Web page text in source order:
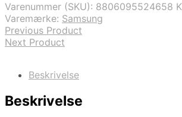
Varenummer (SKU): 8806095524658
Varemærke: Samsung
Previous Product
Next Product
Beskrivelse
Beskrivelse